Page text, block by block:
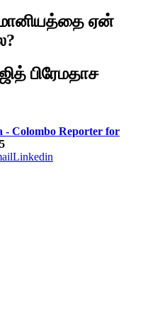
மானியத்தை ஏன்
பிரேமதாச
- Colombo Reporter for
Linkedin